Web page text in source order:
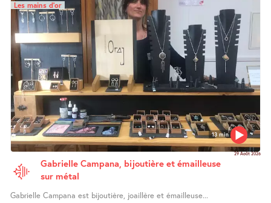
13 min
Les mains d’or
29 Août 2026
Gabrielle Campana, bijoutière et émailleuse
sur métal
Gabrielle Campana est bijoutière, joaillère et émailleuse...